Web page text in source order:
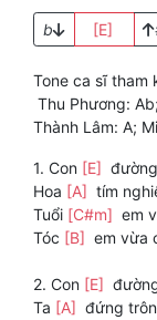
b [E]
Tone ca sĩ tham
Thu Phương:
Thành Lâm: A;
1. Con [E]
Hoa [A] tím
Tuổi [C#m] em
Tóc [B] em vừa
2. Con [E]
Ta [A] đứng